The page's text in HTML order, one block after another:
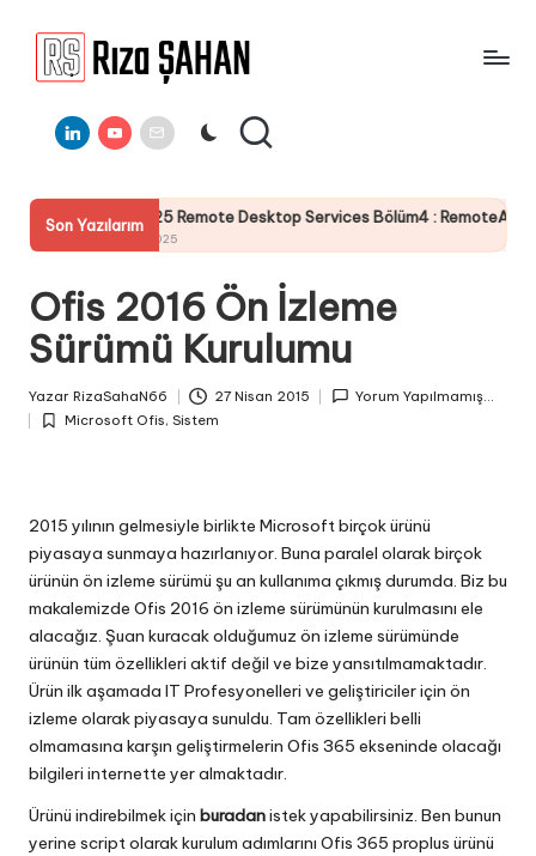
a
Ş
A
H
A
N
Bilgi
Paylaşım
LinkedinYoutube
E-
Mail
Son Yazılarım
2025 Remote Desktop Services Bölüm4 : RemoteApp RdWeb
2025
Ofis 2016 Ön İzleme
Sürümü Kurulumu
by
Yazar RizaSahaN66 27 Nisan 2015 Yorum Yapılmamış...
Posted
Microsoft Ofis, Sistem
2015 yılının gelmesiyle birlikte Microsoft birçok ürünü
piyasaya sunmaya hazırlanıyor. Buna paralel olarak birçok
ürünün ön izleme sürümü şu an kullanıma çıkmış durumda. Biz bu
makalemizde Ofis 2016 ön izleme sürümünün kurulmasını ele
alacağız. Şuan kuracak olduğumuz ön izleme sürümünde
ürünün tüm özellikleri aktif değil ve bize yansıtılmamaktadır.
Ürün ilk aşamada IT Profesyonelleri ve geliştiriciler için ön
izleme olarak piyasaya sunuldu. Tam özellikleri belli
olmamasına karşın geliştirmelerin Ofis 365 ekseninde olacağı
bilgileri internette yer almaktadır.
Ürünü indirebilmek için buradanistek yapabilirsiniz. Ben bunun
yerine script olarak kurulum adımlarını Ofis 365 proplus ürünü